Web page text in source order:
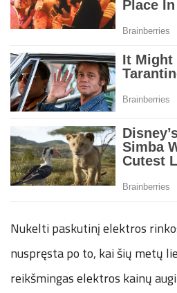
Nukelti paskutinį elektros
nuspręsta po to, kai šių metų
reikšmingas elektros kainų